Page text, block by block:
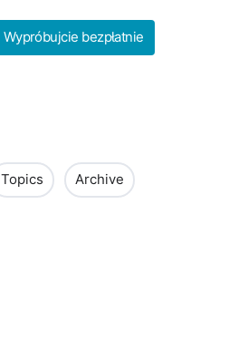
Wypróbujcie bezpłatnie
Topics Archive